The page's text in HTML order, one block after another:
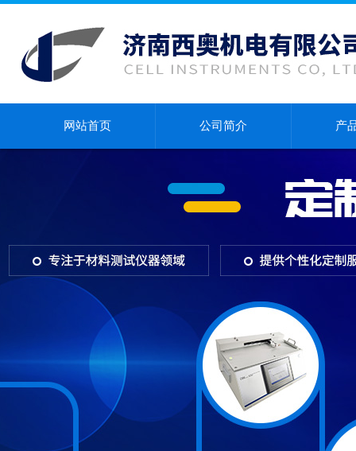
网站首页 公司简介 产